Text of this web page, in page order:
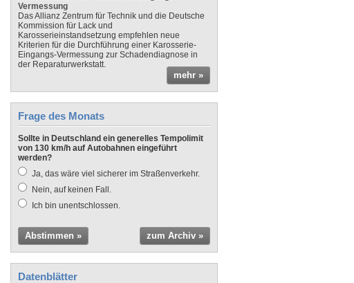
Vermessung
Das Allianz Zentrum für Technik und die Deutsche
Kommission für Lack und
Karosserieinstandsetzung empfehlen neue
Kriterien für die Durchführung einer Karosserie-
Eingangs-Vermessung zur Schadendiagnose in
der Reparaturwerkstatt.
mehr »
Frage des Monats
Sollte in Deutschland ein generelles Tempolimit
von 130 km/h auf Autobahnen eingeführt
werden?
Ja, das wäre viel sicherer im Straßenverkehr.
Nein, auf keinen Fall.
Ich bin unentschlossen.
Abstimmen » zum Archiv »
Datenblätter